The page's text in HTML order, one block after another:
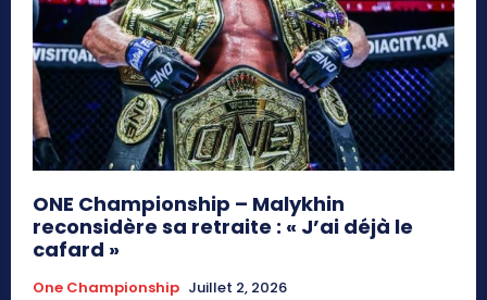
ONE Championship – Malykhin
reconsidère sa retraite : « J’ai déjà le
cafard »
One Championship Juillet 2, 2026